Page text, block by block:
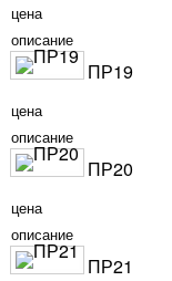
цена
описание
ПР19
цена
описание
ПР20
цена
описание
ПР21